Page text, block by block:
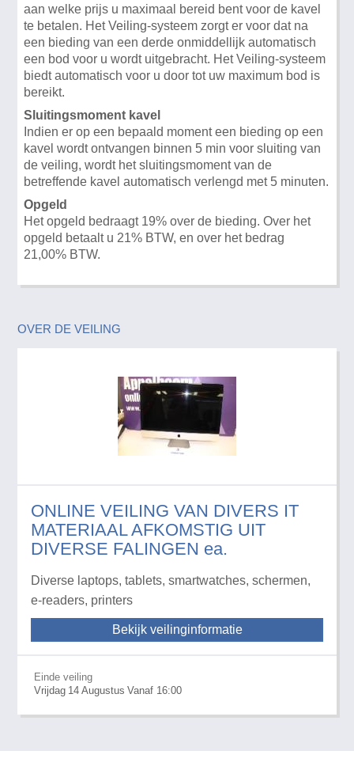
aan welke prijs u maximaal bereid bent voor de kavel
te betalen. Het Veiling-systeem zorgt er voor dat na
een bieding van een derde onmiddellijk automatisch
een bod voor u wordt uitgebracht. Het Veiling-systeem
biedt automatisch voor u door tot uw maximum bod is
bereikt.
Sluitingsmoment kavel
Indien er op een bepaald moment een bieding op een
kavel wordt ontvangen binnen 5 min voor sluiting van
de veiling, wordt het sluitingsmoment van de
betreffende kavel automatisch verlengd met 5 minuten.
Opgeld
Het opgeld bedraagt 19% over de bieding. Over het
opgeld betaalt u 21% BTW, en over het bedrag
21,00% BTW.
OVER DE VEILING
ONLINE VEILING VAN DIVERS IT
MATERIAAL AFKOMSTIG UIT
DIVERSE FALINGEN ea.
Diverse laptops, tablets, smartwatches, schermen,
e-readers, printers
Bekijk veilinginformatie
Einde veiling
Vrijdag 14 Augustus Vanaf 16:00